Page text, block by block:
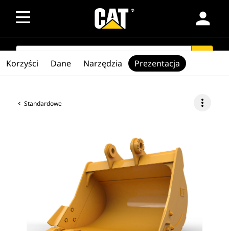
person
SEARCH
Standardowe more_vert
Korzyści Dane Narzędzia Prezentacja